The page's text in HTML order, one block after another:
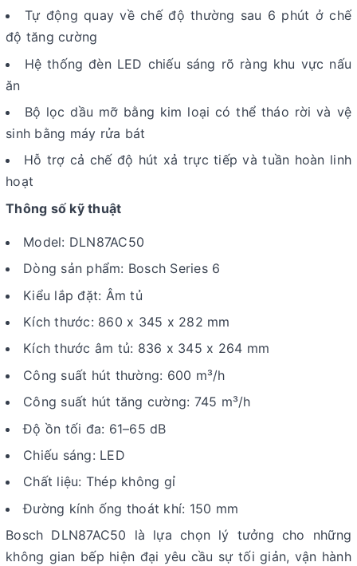
Tự động quay về chế độ thường sau 6 phút ở chế
độ tăng cường
Hệ thống đèn LED chiếu sáng rõ ràng khu vực nấu
ăn
Bộ lọc dầu mỡ bằng kim loại có thể tháo rời và vệ
sinh bằng máy rửa bát
Hỗ trợ cả chế độ hút xả trực tiếp và tuần hoàn linh
hoạt
Thông số kỹ thuật
Model: DLN87AC50
Dòng sản phẩm: Bosch Series 6
Kiểu lắp đặt: Âm tủ
Kích thước: 860 x 345 x 282 mm
Kích thước âm tủ: 836 x 345 x 264 mm
Công suất hút thường: 600 m³/h
Công suất hút tăng cường: 745 m³/h
Độ ồn tối đa: 61–65 dB
Chiếu sáng: LED
Chất liệu: Thép không gỉ
Đường kính ống thoát khí: 150 mm
Bosch DLN87AC50 là lựa chọn lý tưởng cho những
không gian bếp hiện đại yêu cầu sự tối giản, vận hành